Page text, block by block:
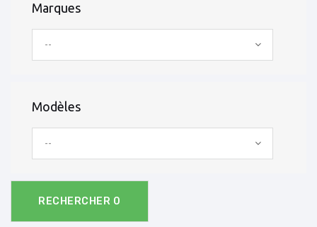
Marques
--
Modèles
--
RECHERCHER 0